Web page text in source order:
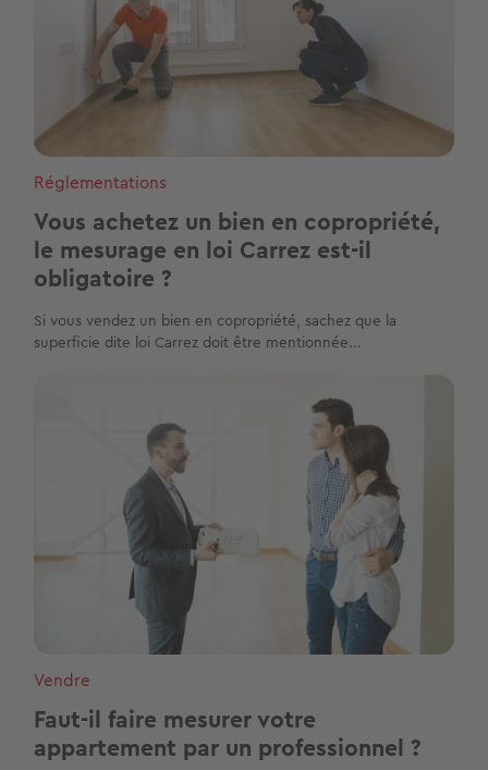
Réglementations
Vous achetez un bien en copropriété,
le mesurage en loi Carrez est-il
obligatoire ?
Si vous vendez un bien en copropriété, sachez que la
superficie dite loi Carrez doit être mentionnée...
Vendre
Faut-il faire mesurer votre
appartement par un professionnel ?